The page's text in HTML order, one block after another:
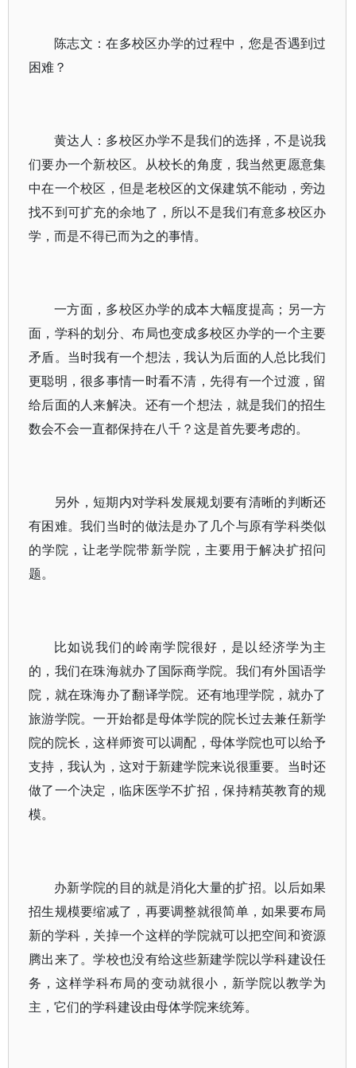
陈志文：在多校区办学的过程中，您是否遇到过
困难？
黄达人：多校区办学不是我们的选择，不是说我
们要办一个新校区。从校长的角度，我当然更愿意集
中在一个校区，但是老校区的文保建筑不能动，旁边
找不到可扩充的余地了，所以不是我们有意多校区办
学，而是不得已而为之的事情。
一方面，多校区办学的成本大幅度提高；另一方
面，学科的划分、布局也变成多校区办学的一个主要
矛盾。当时我有一个想法，我认为后面的人总比我们
更聪明，很多事情一时看不清，先得有一个过渡，留
给后面的人来解决。还有一个想法，就是我们的招生
数会不会一直都保持在八千？这是首先要考虑的。
另外，短期内对学科发展规划要有清晰的判断还
有困难。我们当时的做法是办了几个与原有学科类似
的学院，让老学院带新学院，主要用于解决扩招问
题。
比如说我们的岭南学院很好，是以经济学为主
的，我们在珠海就办了国际商学院。我们有外国语学
院，就在珠海办了翻译学院。还有地理学院，就办了
旅游学院。一开始都是母体学院的院长过去兼任新学
院的院长，这样师资可以调配，母体学院也可以给予
支持，我认为，这对于新建学院来说很重要。当时还
做了一个决定，临床医学不扩招，保持精英教育的规
模。
办新学院的目的就是消化大量的扩招。以后如果
招生规模要缩减了，再要调整就很简单，如果要布局
新的学科，关掉一个这样的学院就可以把空间和资源
腾出来了。学校也没有给这些新建学院以学科建设任
务，这样学科布局的变动就很小，新学院以教学为
主，它们的学科建设由母体学院来统筹。